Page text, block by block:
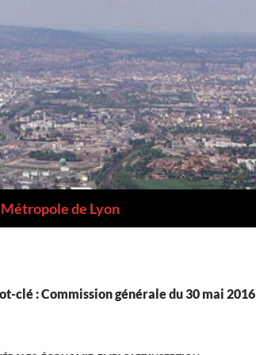
de Lyon
clé : Commission générale du 30 mai 2016